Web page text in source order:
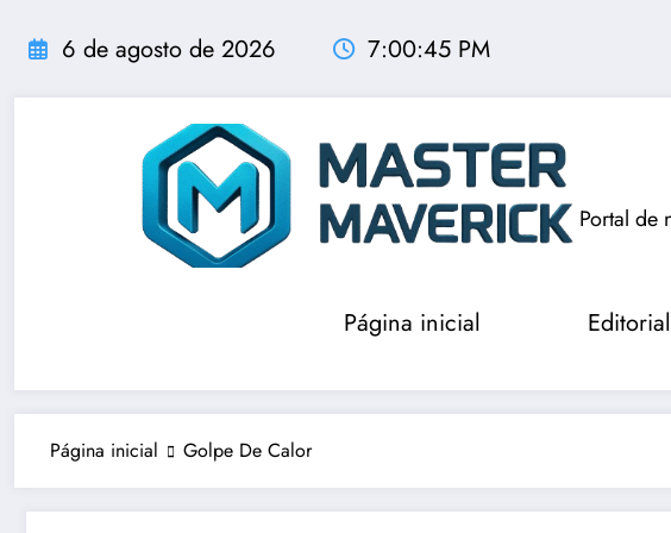
para
conteúdo
6 de agosto de 2026 7:00:46 PM
Portal de
Página inicial Editorial
Página inicial Golpe De Calor